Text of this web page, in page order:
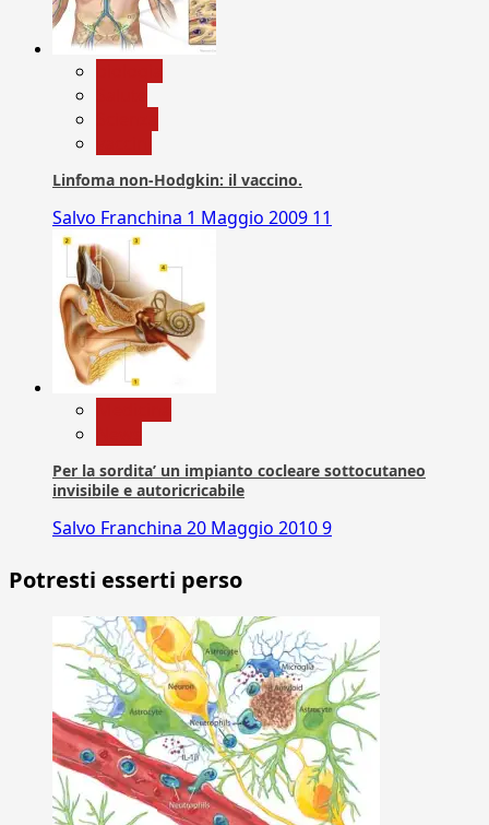
Linfoma non-Hodgkin: il vaccino.
Salvo Franchina 1 Maggio 2009 11
Per la sordita’ un impianto cocleare sottocutaneo
invisibile e autoricricabile
Salvo Franchina 20 Maggio 20109
Potresti esserti perso